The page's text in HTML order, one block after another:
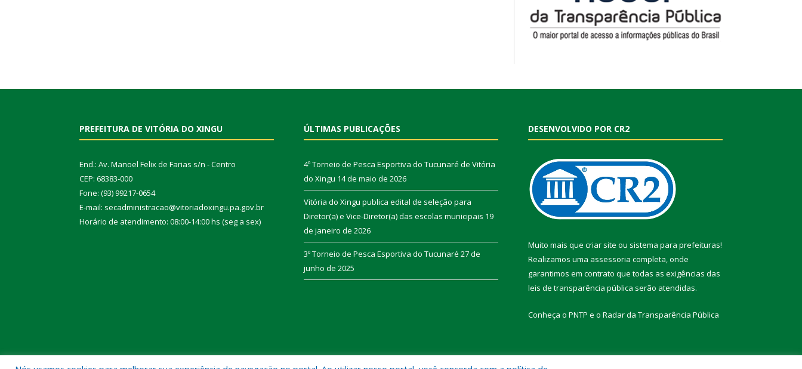
PREFEITURA DE VITÓRIA DO XINGU
End.: Av. Manoel Felix de Farias s/n - Centro
CEP: 68383-000
Fone: (93) 99217-0654
E-mail: secadministracao@vitoriadoxingu.pa.gov.br
Horário de atendimento: 08:00-14:00 hs (seg a sex)
ÚLTIMAS PUBLICAÇÕES
4º Torneio de Pesca Esportiva do Tucunaré de Vitória
do Xingu 14 de maio de 2026
Vitória do Xingu publica edital de seleção para
Diretor(a) e Vice-Diretor(a) das escolas municipais 19
de janeiro de 2026
3º Torneio de Pesca Esportiva do Tucunaré 27 de
junho de 2025
DESENVOLVIDO POR CR2
Muito mais que criar site ou sistema para prefeituras!
Realizamos uma assessoria completa, onde
garantimos em contrato que todas as exigências das
leis de transparência pública serão atendidas.
Conheça o PNTP e o Radar da Transparência Pública